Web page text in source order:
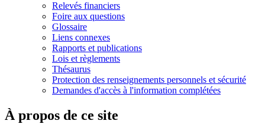
Relevés financiers
Foire aux questions
Glossaire
Liens connexes
Rapports et publications
Lois et règlements
Thésaurus
Protection des renseignements personnels et sécurité
Demandes d'accès à l'information complétées
À propos de ce site